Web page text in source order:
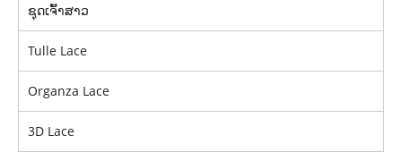
ຊຸດເຈົ້າສາວ
Tulle Lace
Organza Lace
3D Lace